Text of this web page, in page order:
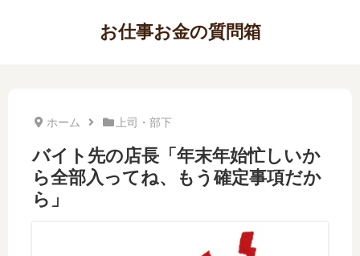
お仕事お金の質問箱
ホーム 上司・部下
バイト先の店長「年末年始忙しいか
ら全部入ってね、もう確定事項だか
ら」